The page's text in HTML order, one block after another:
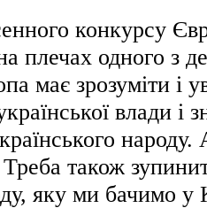
конкурсу
плечах одного з
має зрозуміти і
влади і
також
яку ми бачимо у